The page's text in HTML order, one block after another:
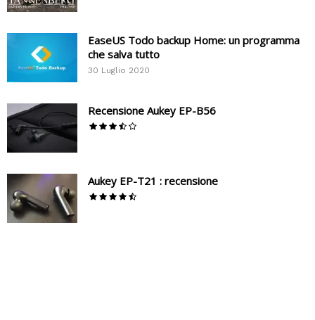
EaseUS Todo backup Home: un programma
che salva tutto
30 Luglio 2020
Recensione Aukey EP-B56
Aukey EP-T21 : recensione